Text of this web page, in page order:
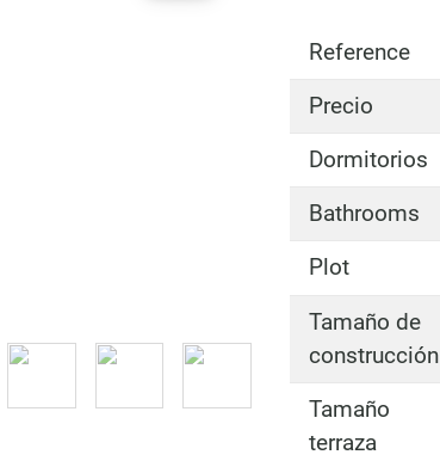
Reference
Precio
Dormitorios
Bathrooms
Plot
Tamaño de
construcción
Tamaño
terraza